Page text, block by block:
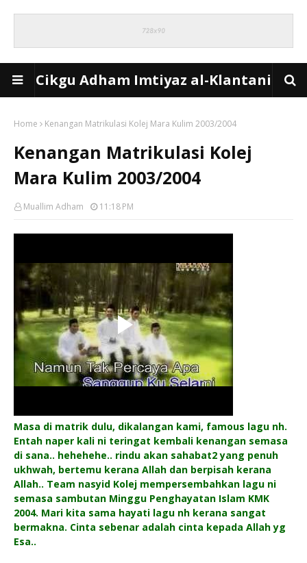
Cikgu Adham Imtiyaz al-Klantani
Home Kenangan Matrikulasi Kolej Mara Kulim 2003/2004
Kenangan Matrikulasi Kolej
Mara Kulim 2003/2004
Muallim Adham 11:18 PM
Masa di matrik dulu, dikalangan kami, famous lagu nh.
Entah naper kali ni teringat kembali kenangan semasa
di sana.. hehehehe.. rindu akan sahabat2 yang penuh
ukhwah, bertemu kerana Allah dan berpisah kerana
Allah.. Team nasyid Kolej mempersembahkan lagu ni
semasa sambutan Minggu Penghayatan Islam KMK
2004. Mari kita sama hayati lagu nh kerana sangat
bermakna. Cinta sebenar adalah cinta kepada Allah yg
Esa..